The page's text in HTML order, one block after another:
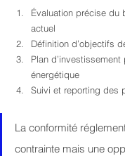
Évaluation précise du
actuel
Définition d’objectifs
Plan
énergétique
Suivi et reporting des
La conformité
contrainte mais une